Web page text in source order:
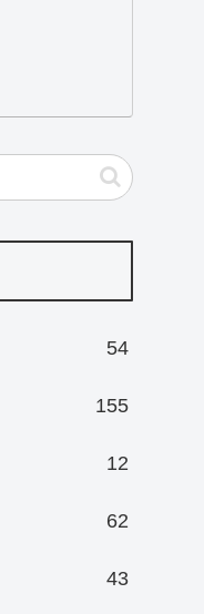
54
155
12
62
43